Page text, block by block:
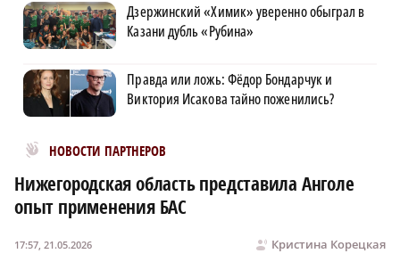
Дзержинский «Химик» уверенно обыграл в
Казани дубль «Рубина»
Правда или ложь: Фёдор Бондарчук и
Виктория Исакова тайно поженились?
НОВОСТИ ПАРТНЕРОВ
Новости МирТесен
Нижегородская область представила Анголе
опыт применения БАС
Кристина Корецкая
17:57, 21.05.2026